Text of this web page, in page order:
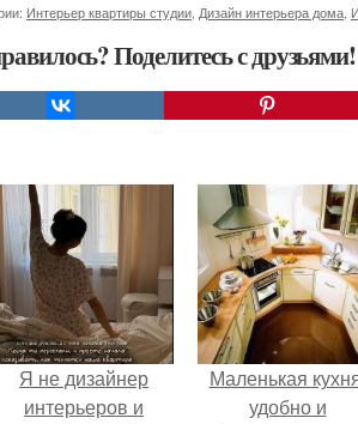
Интерьер квартиры студии Дизайн интерьера дома
Поделитесь с друзьями!
Я не дизайнер
интерьеров и
Маленькая
удобно и